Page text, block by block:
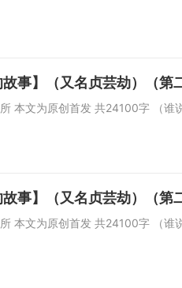
事】（又名贞芸劫）（第
本文为原创首发 共24100字 （谁
事】（又名贞芸劫）（第
本文为原创首发 共24100字 （谁